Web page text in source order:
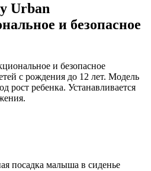
Urban
и безопасное
и безопасное
с рождения до 12 лет. Модель
рост ребенка. Устанавливается
посадка малыша в сиденье